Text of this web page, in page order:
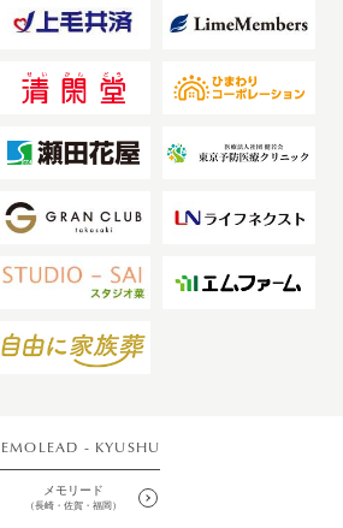
- KYUSHU
メモリード
（長崎・佐賀・福岡）